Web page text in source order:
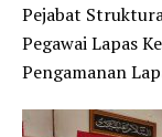
Pejabat
Pegawai Lapas
Pengamanan